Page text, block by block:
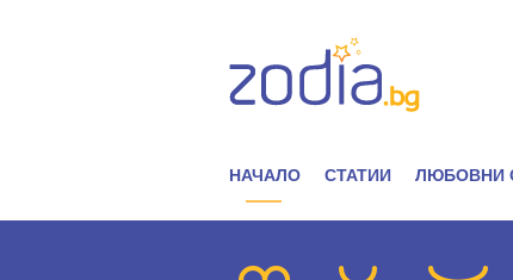
НАЧАЛО СТАТИИ ЛЮБОВНИ